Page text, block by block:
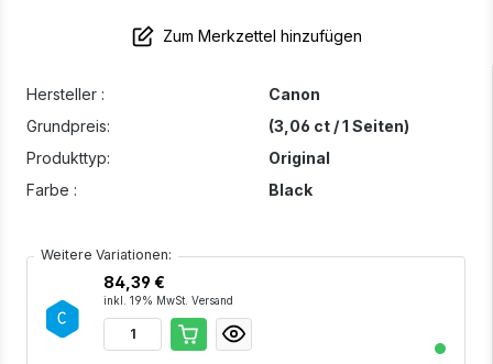
Hersteller :
Canon
Grundpreis:
(3,06 ct / 1 Seiten)
Produkttyp:
Original
Farbe :
Black
Weitere Variationen:
84,39 €
inkl. 19% MwSt. Versand
Zum Merkzettel hinzufügen